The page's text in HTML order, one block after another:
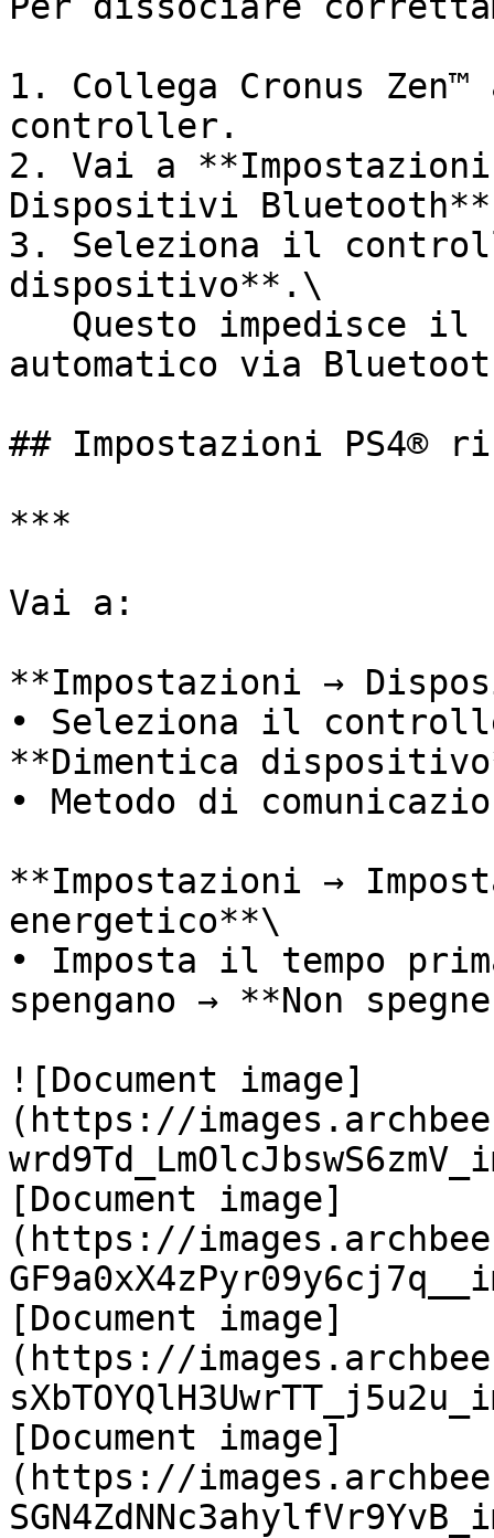
1. Collega Cronus
controller.
2. Vai a
Dispositivi
3. Seleziona il
dispositivo**.\
automatico via
## Impostazioni PS4®
***
Vai a:
**Impostazioni →
• Seleziona il
**Dimentica
• Metodo di
**Impostazioni →
energetico**\
• Imposta il tempo
spengano → **Non
![Document image]
(https://
[Document image]
(https://
[Document image]
(https://
[Document image]
(https://